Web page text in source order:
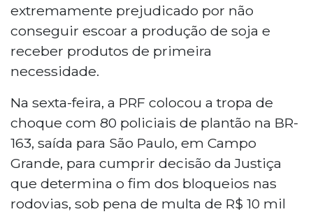
extremamente prejudicado por não
conseguir escoar a produção de soja e
receber produtos de primeira
necessidade.
Na sexta-feira, a PRF colocou a tropa de
choque com 80 policiais de plantão na BR-
163, saída para São Paulo, em Campo
Grande, para cumprir decisão da Justiça
que determina o fim dos bloqueios nas
rodovias, sob pena de multa de R$ 10 mil